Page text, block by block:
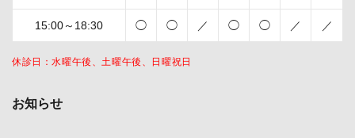
15:00～18:30 ◯ ◯ ／ ◯ ◯ ／ ／
休診日：水曜午後、土曜午後、日曜祝日
お知らせ